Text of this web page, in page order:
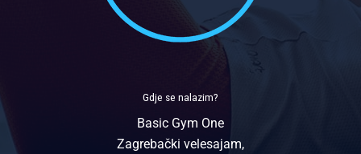
Gdje se nalazim?
Basic Gym One
Zagrebački velesajam,